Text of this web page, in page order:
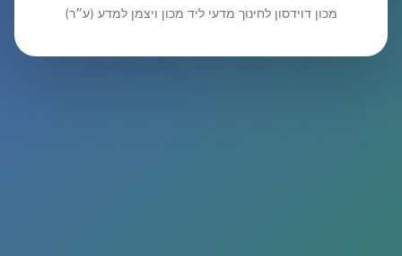
מכון דוידסון לחינוך מדעי ליד מכון ויצמן למדע (ע״ר)